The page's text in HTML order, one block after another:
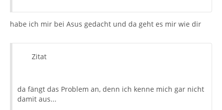
habe ich mir bei Asus gedacht und da geht es mir wie dir
Zitat
da fängt das Problem an, denn ich kenne mich gar nicht
damit aus...